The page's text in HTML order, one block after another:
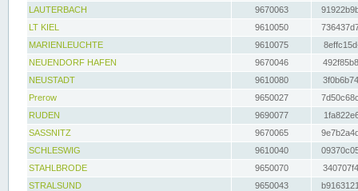
LAUTERBACH
9670063
LT KIEL
9610050
MARIENLEUCHTE
9610075
NEUENDORF HAFEN
9670046
NEUSTADT
9610080
Prerow
9650027
RUDEN
9690077
SASSNITZ
9670065
SCHLESWIG
9610040
STAHLBRODE
9650070
STRALSUND
9650043